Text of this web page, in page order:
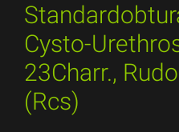
Cysto-
23Charr.,
(Rcs)